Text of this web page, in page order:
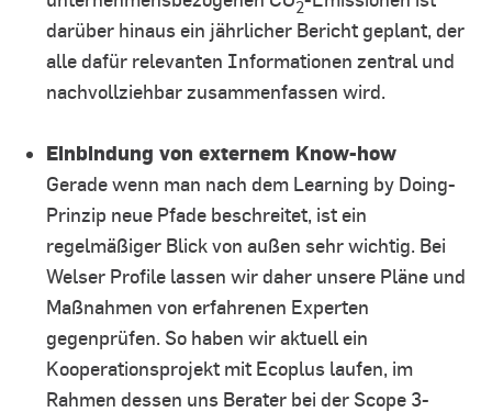
2
darüber hinaus ein jährlicher Bericht geplant, der
alle dafür relevanten Informationen zentral und
nachvollziehbar zusammenfassen wird.
Einbindung von externem Know-how
Gerade wenn man nach dem Learning by Doing-
Prinzip neue Pfade beschreitet, ist ein
regelmäßiger Blick von außen sehr wichtig. Bei
Welser Profile lassen wir daher unsere Pläne und
Maßnahmen von erfahrenen Experten
gegenprüfen. So haben wir aktuell ein
Kooperationsprojekt mit Ecoplus laufen, im
Rahmen dessen uns Berater bei der Scope 3-